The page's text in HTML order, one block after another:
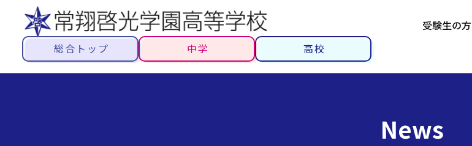
総合トップ 中学 高校
受験生の方
News